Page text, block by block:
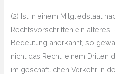
(2) Ist in einem Mitgliedstaat
Rechtsvorschriften ein älteres
Bedeutung anerkannt, so
nicht das Recht, einem Dritten
im geschäftlichen Verkehr in